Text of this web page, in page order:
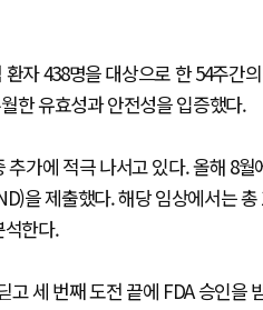
자 438명을 대상으로 한 54주간
한 유효성과 안전성을 입증했다.
가에 적극 나서고 있다. 올해 8
을 제출했다. 해당 임상에서는
석한다.
고 세 번째 도전 끝에 FDA 승인